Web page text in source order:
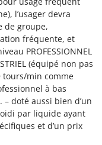
l’usager devra
de groupe,
fréquente, et
PROFESSIONNEL
(équipé non pas
tours/min comme
à bas
doté aussi bien d’un
par liquide ayant
et d’un prix